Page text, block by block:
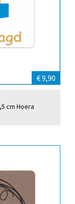
€ 9,90
cm Hoera